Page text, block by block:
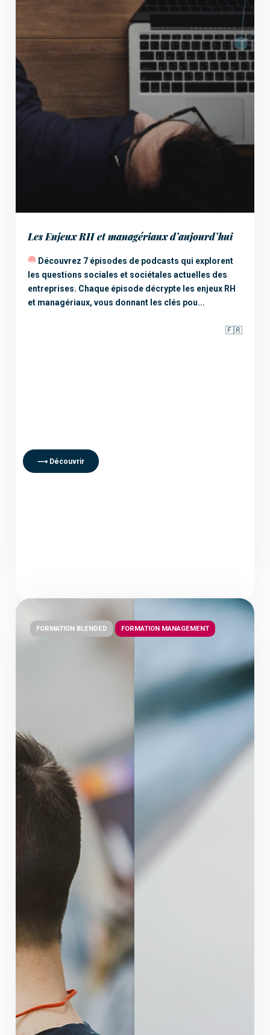
Les Enjeux RH et managériaux d’aujourd’hui
Découvrez 7 épisodes de podcasts qui explorent
les questions sociales et sociétales actuelles des
entreprises. Chaque épisode décrypte les enjeux RH
et managériaux, vous donnant les clés pou...
🇫🇷
⟶ Découvrir
FORMATION BLENDED FORMATION MANAGEMENT